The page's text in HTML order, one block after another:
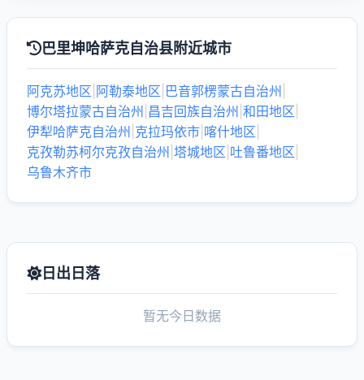
巴里坤哈萨克自治县附近城市
阿克苏地区 阿勒泰地区 巴音郭楞蒙古自治州
博尔塔拉蒙古自治州 昌吉回族自治州 和田地区
伊犁哈萨克自治州 克拉玛依市 喀什地区
克孜勒苏柯尔克孜自治州 塔城地区 吐鲁番地区
乌鲁木齐市
日出日落
暂无今日数据